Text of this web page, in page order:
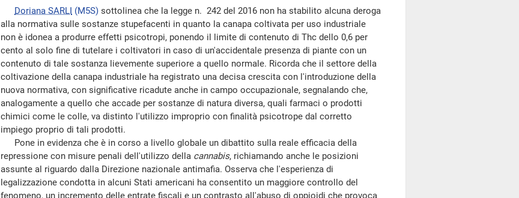
Doriana SARLI (M5S) sottolinea che la legge n. 242 del 2016 non ha stabilito alcuna deroga
alla normativa sulle sostanze stupefacenti in quanto la canapa coltivata per uso industriale
non è idonea a produrre effetti psicotropi, ponendo il limite di contenuto di Thc dello 0,6 per
cento al solo fine di tutelare i coltivatori in caso di un'accidentale presenza di piante con un
contenuto di tale sostanza lievemente superiore a quello normale. Ricorda che il settore della
coltivazione della canapa industriale ha registrato una decisa crescita con l'introduzione della
nuova normativa, con significative ricadute anche in campo occupazionale, segnalando che,
analogamente a quello che accade per sostanze di natura diversa, quali farmaci o prodotti
chimici come le colle, va distinto l'utilizzo improprio con finalità psicotrope dal corretto
impiego proprio di tali prodotti.
Pone in evidenza che è in corso a livello globale un dibattito sulla reale efficacia della
repressione con misure penali dell'utilizzo della cannabis, richiamando anche le posizioni
assunte al riguardo dalla Direzione nazionale antimafia. Osserva che l'esperienza di
legalizzazione condotta in alcuni Stati americani ha consentito un maggiore controllo del
fenomeno, un incremento delle entrate fiscali e un contrasto all'abuso di oppioidi che provoca